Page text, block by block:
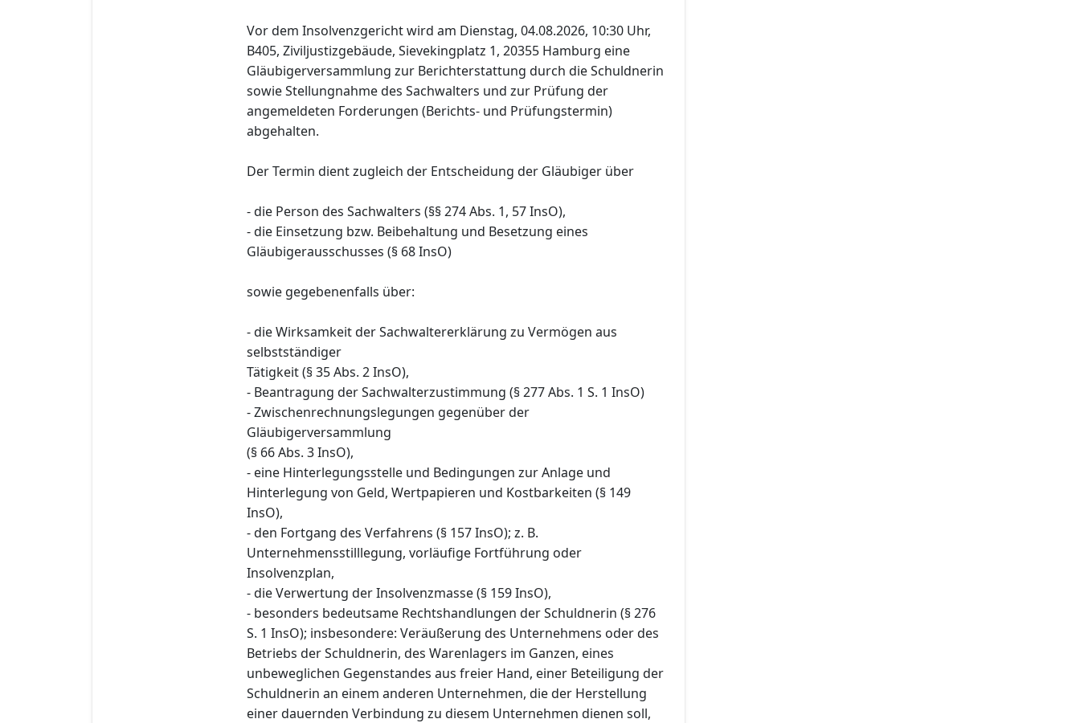
Vor dem Insolvenzgericht wird am Dienstag, 04.08.2026, 10:30 Uhr,
B405, Ziviljustizgebäude, Sievekingplatz 1, 20355 Hamburg eine
Gläubigerversammlung zur Berichterstattung durch die Schuldnerin
sowie Stellungnahme des Sachwalters und zur Prüfung der
angemeldeten Forderungen (Berichts- und Prüfungstermin)
abgehalten.
Der Termin dient zugleich der Entscheidung der Gläubiger über
- die Person des Sachwalters (§§ 274 Abs. 1, 57 InsO),
- die Einsetzung bzw. Beibehaltung und Besetzung eines
Gläubigerausschusses (§ 68 InsO)
sowie gegebenenfalls über:
- die Wirksamkeit der Sachwaltererklärung zu Vermögen aus
selbstständiger
Tätigkeit (§ 35 Abs. 2 InsO),
- Beantragung der Sachwalterzustimmung (§ 277 Abs. 1 S. 1 InsO)
- Zwischenrechnungslegungen gegenüber der
Gläubigerversammlung
(§ 66 Abs. 3 InsO),
- eine Hinterlegungsstelle und Bedingungen zur Anlage und
Hinterlegung von Geld, Wertpapieren und Kostbarkeiten (§ 149
InsO),
- den Fortgang des Verfahrens (§ 157 InsO); z. B.
Unternehmensstilllegung, vorläufige Fortführung oder
Insolvenzplan,
- die Verwertung der Insolvenzmasse (§ 159 InsO),
- besonders bedeutsame Rechtshandlungen der Schuldnerin (§ 276
S. 1 InsO); insbesondere: Veräußerung des Unternehmens oder des
Betriebs der Schuldnerin, des Warenlagers im Ganzen, eines
unbeweglichen Gegenstandes aus freier Hand, einer Beteiligung der
Schuldnerin an einem anderen Unternehmen, die der Herstellung
einer dauernden Verbindung zu diesem Unternehmen dienen soll,